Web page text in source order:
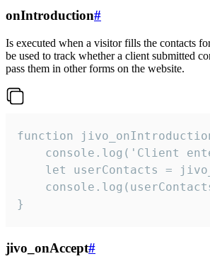
onIntroduction#
Is executed when a visitor fills the contacts
be used to track whether a client submitted
pass them in other forms on the website.
function
console.log('Client
let userContacts =
}
jivo_onAccept#